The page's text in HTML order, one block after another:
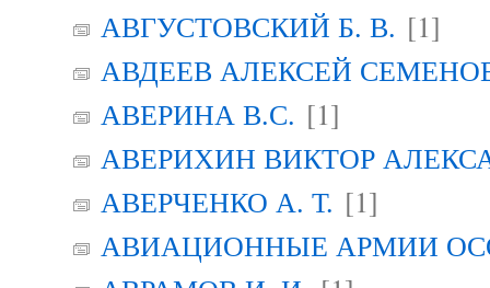
АВГУСТОВСКИЙ Б. В. [1]
АВДЕЕВ АЛЕКСЕЙ
АВЕРИНА B.C. [1]
АВЕРИХИН ВИКТОР
АВЕРЧЕНКО А. Т. [1]
АВИАЦИОННЫЕ АРМИИ